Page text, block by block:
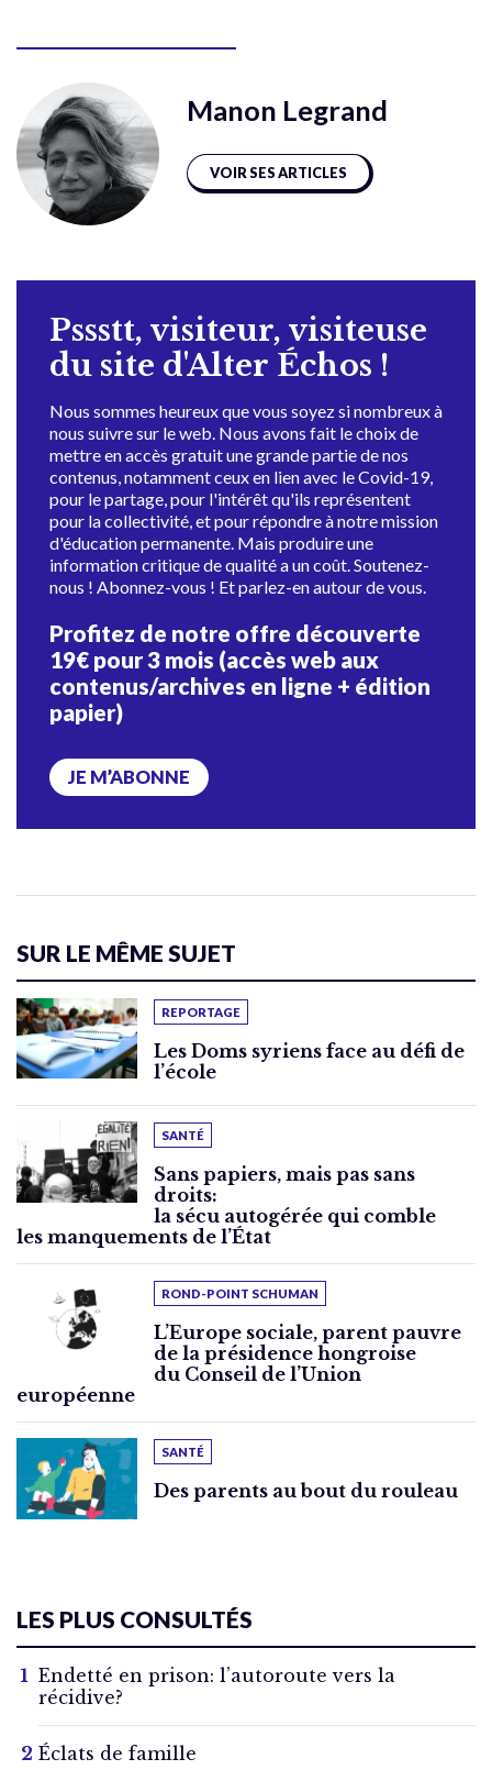
Manon Legrand
VOIR SES ARTICLES
Pssstt, visiteur, visiteuse
du site d'Alter Échos !
Nous sommes heureux que vous soyez si nombreux à
nous suivre sur le web. Nous avons fait le choix de
mettre en accès gratuit une grande partie de nos
contenus, notamment ceux en lien avec le Covid-19,
pour le partage, pour l'intérêt qu'ils représentent
pour la collectivité, et pour répondre à notre mission
d'éducation permanente. Mais produire une
information critique de qualité a un coût. Soutenez-
nous ! Abonnez-vous ! Et parlez-en autour de vous.
Profitez de notre offre découverte
19€ pour 3 mois (accès web aux
contenus/archives en ligne + édition
papier)
JE M’ABONNE
SUR LE MÊME SUJET
REPORTAGE
Les Doms syriens face au défi de
l’école
SANTÉ
Sans papiers, mais pas sans
droits:
la sécu autogérée qui comble
les manquements de l’État
ROND-POINT SCHUMAN
L’Europe sociale, parent pauvre
de la présidence hongroise
du Conseil de l’Union
européenne
SANTÉ
Des parents au bout du rouleau
LES PLUS CONSULTÉS
Endetté en prison: l’autoroute vers la
récidive?
Éclats de famille